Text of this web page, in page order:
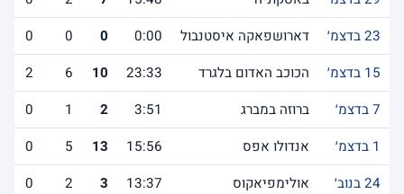
23 בדצמ׳
דארושפאקה איסטנבול 0:00
0
0
0
15 בדצמ׳
הכוכב האדום בלגרד 23:33
10
6
2
7 בדצמ׳
ברוזה במברג 3:51
2
1
0
1 בדצמ׳
אנדולו אפס 15:56
13
5
0
24 בנוב׳
אולימפיאקוס 13:37
3
2
0